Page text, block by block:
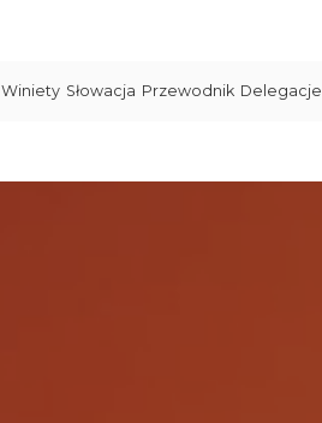
Winiety Słowacja Przewodnik